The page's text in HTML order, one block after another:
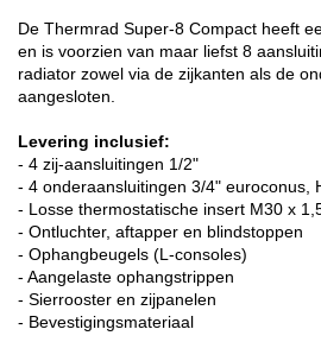
De Thermrad Super-8 Compact heeft
en is voorzien van maar liefst 8
radiator zowel via de zijkanten als de
aangesloten.
Levering inclusief:
- 4 zij-aansluitingen 1/2"
- 4 onderaansluitingen 3/4" euroconus,
- Losse thermostatische insert M30 x
- Ontluchter, aftapper en blindstoppen
- Ophangbeugels (L-consoles)
- Aangelaste ophangstrippen
- Sierrooster en zijpanelen
- Bevestigingsmateriaal